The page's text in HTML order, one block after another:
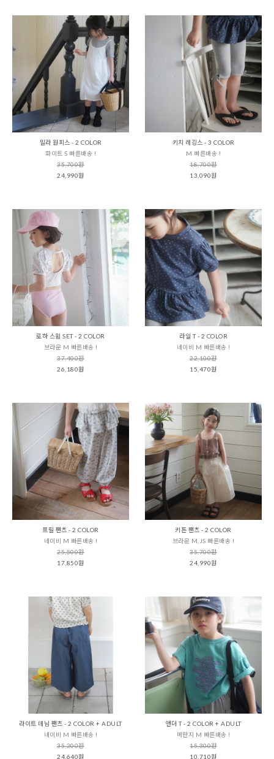
밀라 원피스 - 2 COLOR
화이트 S 빠른배송 !
35,700원
24,990원
키치 레깅스 - 3 COLOR
M 빠른배송 !
18,700원
13,090원
로하 스윔 SET - 2 COLOR
브라운 M 빠른배송 !
37,400원
26,180원
라일 T - 2 COLOR
네이비 M 빠른배송 !
22,100원
15,470원
프릴 팬츠 - 2 COLOR
네이비 M 빠른배송 !
25,500원
17,850원
키튼 팬츠 - 2 COLOR
브라운 M,JS 빠른배송 !
35,700원
24,990원
라이트 데님 팬츠 - 2 COLOR + ADULT
네이비 M 빠른배송 !
35,200원
24,640원
앤더 T - 2 COLOR + ADULT
메란지 M 빠른배송 !
15,300원
10,710원